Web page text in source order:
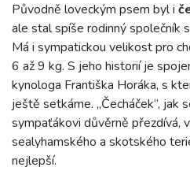
Původně loveckým psem byl i
ale stal spíše rodinný společník
Má i sympatickou velikost pro
6 až 9 kg. S jeho historií je
kynologa Františka Horáka, s
ještě setkáme. „Čecháček“, jak
sympaťákovi důvěrně přezdívá,
sealyhamského a skotského
nejlepší.